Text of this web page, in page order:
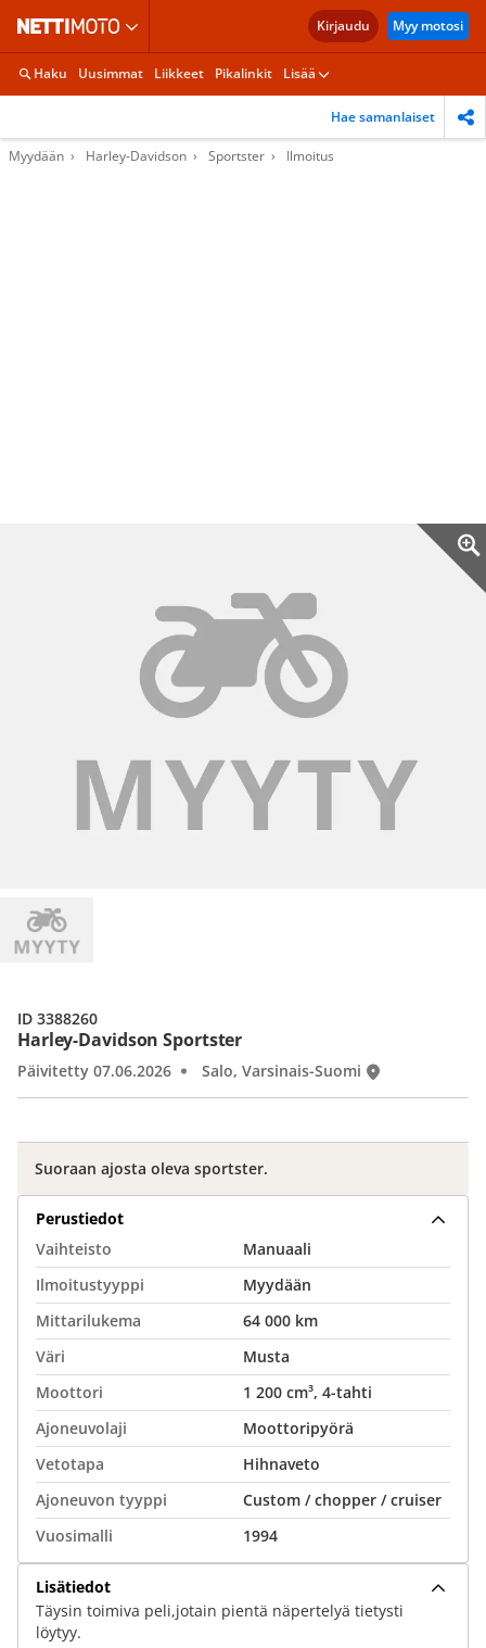
Kirjaudu Myy motosi
Haku Uusimmat Liikkeet Pikalinkit Lisää
Hae samanlaiset
Myydään Harley-Davidson Sportster Ilmoitus
Harley-Davidson Sportster
Päivitetty 07.06.2026 Salo, Varsinais-Suomi
ID 3388260
Suoraan ajosta oleva sportster.
Perustiedot
Vaihteisto
Manuaali
Ilmoitustyyppi
Myydään
Mittarilukema
64 000 km
Väri
Musta
Moottori
1 200 cm³, 4-tahti
Ajoneuvolaji
Moottoripyörä
Vetotapa
Hihnaveto
Ajoneuvon tyyppi
Custom / chopper / cruiser
Vuosimalli
1994
Lisätiedot
Täysin toimiva peli,jotain pientä näpertelyä tietysti
löytyy.